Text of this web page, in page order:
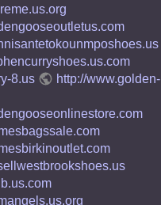
8.us
http://www.golden-